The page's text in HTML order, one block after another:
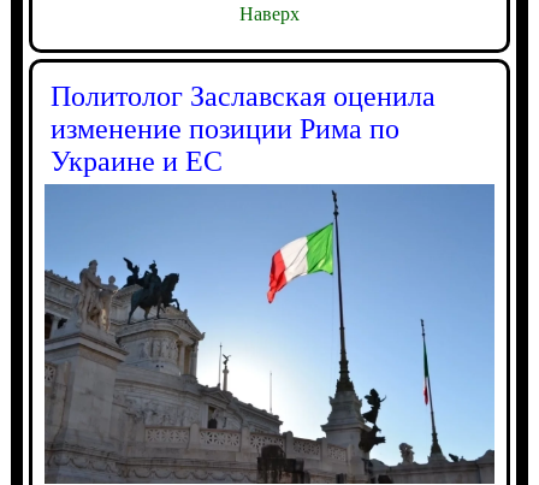
Наверх
Политолог Заславская оценила
изменение позиции Рима по
Украине и ЕС